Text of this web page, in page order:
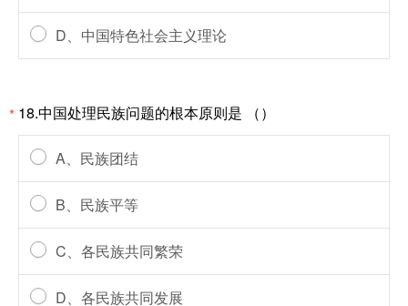
D、中国特色社会主义理论
* 18.中国处理民族问题的根本原则是 （）
A、民族团结
B、民族平等
C、各民族共同繁荣
D、各民族共同发展